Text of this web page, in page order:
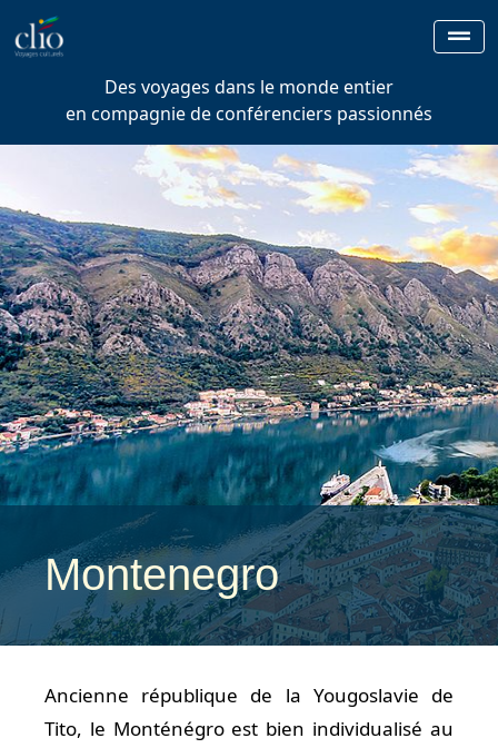
Des voyages dans le monde entier
en compagnie de conférenciers passionnés
Montenegro
Ancienne république de la Yougoslavie de
Tito, le Monténégro est bien individualisé au